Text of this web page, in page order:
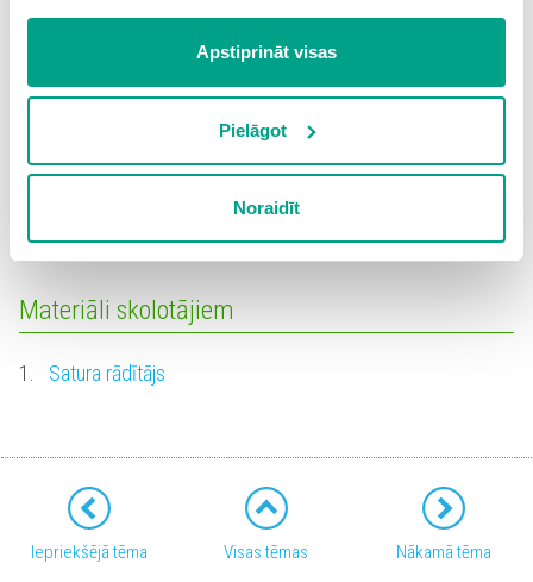
sīkdatnēm, kas atrodas šajā tīmekļa vietnē, ieskaitot
trešo pušu mārketinga sīkdatnes. Spiežot uz pogas
vietnē, izņemot “Nepieciešamās” sīkdatnes, kuru
izmantošanai nav nepieciešams iegūt lietotāja piekrišanu.
Spiežot uz pogas “Apstiprināt izvēlētās”, Jūs varat mainīt
sīkdatņu politikuun ir iespēja atsaukt savu
piekrišanu sadaļā “Sīkdatņu iestatījumi”.
Apstiprināt visas
Pielāgot
Noraidīt
Testi
Grūtības pakāpe: vidēja
Materiāli skolotājiem
1. Satura rādītājs
Iepriekšējā tēma Visas tēmas Nākamā tēma